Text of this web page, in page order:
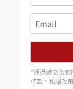
的繪畫技巧不
中強烈反映出
賞。在表現主
基（
輕的作曲家們
*通過遞交此表
條款，私隱政